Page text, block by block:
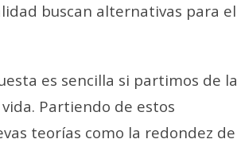
buscan alternativas para el
es sencilla si partimos de la
Partiendo de estos
teorías como la redondez de